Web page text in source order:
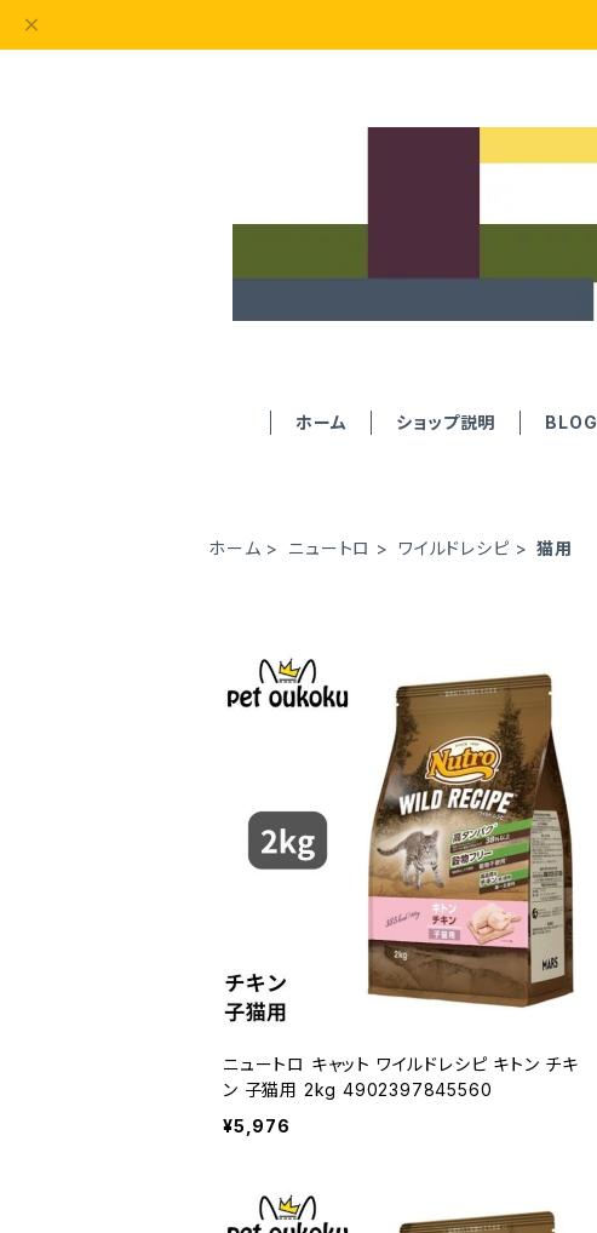
ホーム ショップ説明 BLOG
ホーム ニュートロ ワイルドレシピ 猫用
ニュートロ キャット ワイルドレシピ キトン チキ
ン 子猫用 2kg 4902397845560
¥5,976